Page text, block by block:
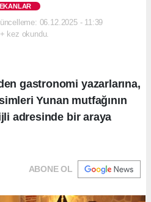
06.12.2025 - 11:39
kez okundu.
gastronomi yazarlarına,
Yunan mutfağının
adresinde bir araya
ABONE OL